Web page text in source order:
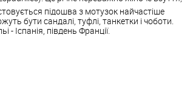
підошва з мотузок найчастіше
бути сандалі, туфлі, танкетки і чоботи.
- Іспанія, південь Франції.